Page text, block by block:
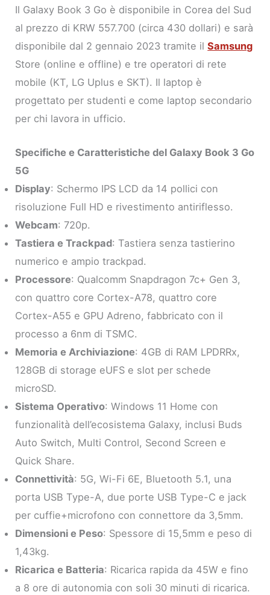
Il Galaxy Book 3 Go è disponibile in Corea del Sud
al prezzo di KRW 557.700 (circa 430 dollari) e sarà
disponibile dal 2 gennaio 2023 tramite ilSamsung
Store (online e offline) e tre operatori di rete
mobile (KT, LG Uplus e SKT). Il laptop è
progettato per studenti e come laptop secondario
per chi lavora in ufficio.
Specifiche e Caratteristiche del Galaxy Book 3 Go
5G
Display: Schermo IPS LCD da 14 pollici con
risoluzione Full HD e rivestimento antiriflesso.
Webcam: 720p.
Tastiera e Trackpad: Tastiera senza tastierino
numerico e ampio trackpad.
Processore: Qualcomm Snapdragon 7c+ Gen 3,
con quattro core Cortex-A78, quattro core
Cortex-A55 e GPU Adreno, fabbricato con il
processo a 6nm di TSMC.
Memoria e Archiviazione: 4GB di RAM LPDRRx,
128GB di storage eUFS e slot per schede
microSD.
Sistema Operativo: Windows 11 Home con
funzionalità dell’ecosistema Galaxy, inclusi Buds
Auto Switch, Multi Control, Second Screen e
Quick Share.
Connettività: 5G, Wi-Fi 6E, Bluetooth 5.1, una
porta USB Type-A, due porte USB Type-C e jack
per cuffie+microfono con connettore da 3,5mm.
Dimensioni e Peso: Spessore di 15,5mm e peso di
1,43kg.
Ricarica e Batteria: Ricarica rapida da 45W e fino
a 8 ore di autonomia con soli 30 minuti di ricarica.